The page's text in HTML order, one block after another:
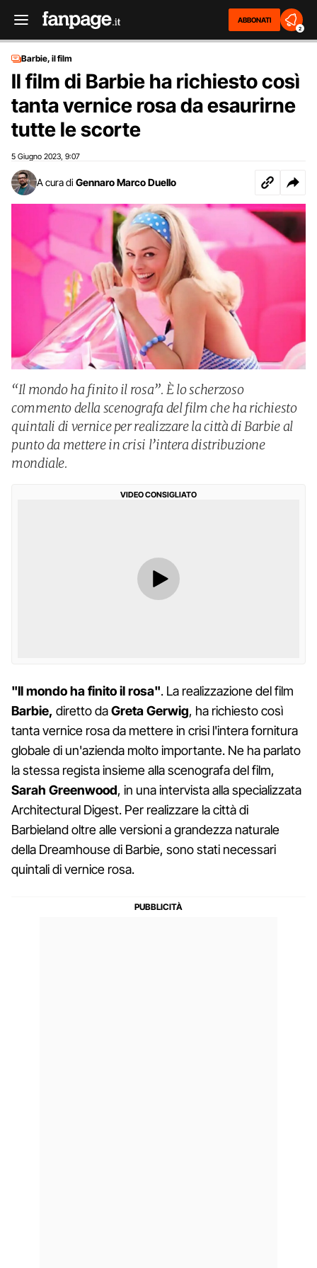
ABBONATI
2
Barbie, il film
Il film di Barbie ha richiesto così
tanta vernice rosa da esaurirne
tutte le scorte
5 Giugno 2023 9:07
A cura di Gennaro Marco Duello
“Il mondo ha finito il rosa”. È lo scherzoso
commento della scenografa del film che ha richiesto
quintali di vernice per realizzare la città di Barbie al
punto da mettere in crisi l’intera distribuzione
mondiale.
VIDEO CONSIGLIATO
"Il mondo ha finito il rosa". La realizzazione del film
Barbie, diretto daGretaGerwig, ha richiesto così
tanta vernice rosa da mettere in crisi l'intera fornitura
globale di un'azienda molto importante. Ne ha parlato
la stessa regista insieme alla scenografa del film,
Sarah Greenwood, in una intervista alla specializzata
Architectural Digest. Per realizzare la città di
Barbieland oltre alle versioni a grandezza naturale
della Dreamhouse di Barbie, sono stati necessari
quintali di vernice rosa.